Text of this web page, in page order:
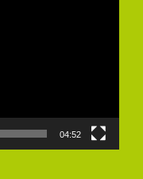
04:52